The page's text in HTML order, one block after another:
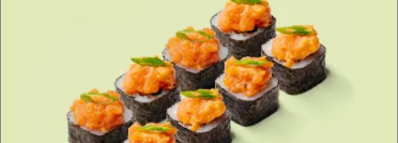
Leaflet | OpenFreeMap©OpenMapTilesData from